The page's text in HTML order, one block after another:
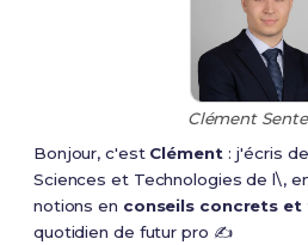
Clément
Bonjour, c'est Clément: j'écris
Sciences et Technologies de l\,
notions en conseils concrets et
quotidien de futur pro ✍️